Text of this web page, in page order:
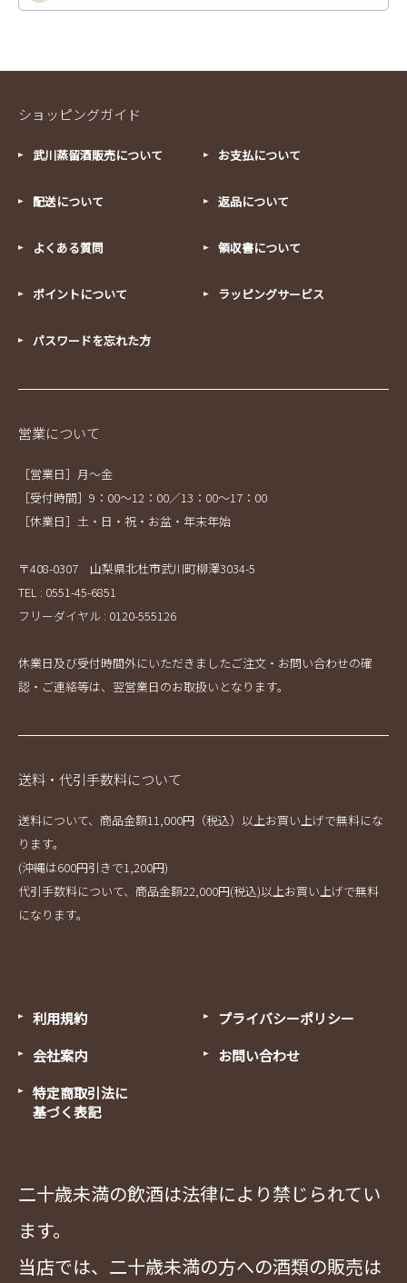
ショッピングガイド
武川蒸留酒販売について お支払について
配送について 返品について
よくある質問 領収書について
ポイントについて ラッピングサービス
パスワードを忘れた方
営業について
［営業日］月～金
［受付時間］9：00～12：00／13：00～17：00
［休業日］土・日・祝・お盆・年末年始
〒408-0307 山梨県北杜市武川町柳澤3034-5
TEL : 0551-45-6851
フリーダイヤル : 0120-555126
休業日及び受付時間外にいただきましたご注文・お問い合わせの確
認・ご連絡等は、翌営業日のお取扱いとなります。
送料・代引手数料について
送料について、商品金額11,000円（税込）以上お買い上げで無料にな
ります。
(沖縄は600円引きで1,200円)
代引手数料について、商品金額22,000円(税込)以上お買い上げで無料
になります。
利用規約
プライバシーポリシー
会社案内
お問い合わせ
特定商取引法に
基づく表記
二十歳未満の飲酒は法律により禁じられてい
ます。
当店では、二十歳未満の方への酒類の販売は